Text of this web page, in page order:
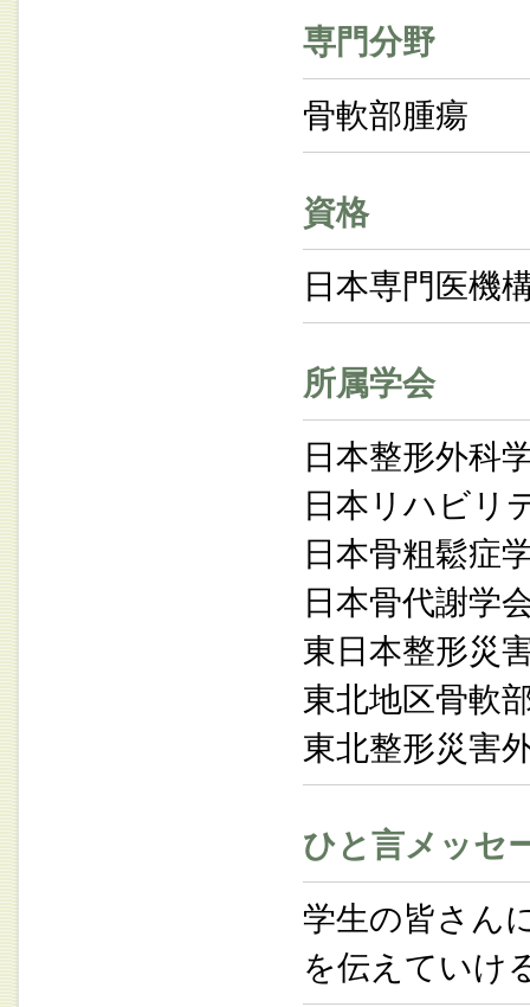
専門分野
骨軟部腫瘍
資格
日本専門医機
所属学会
日本整形外科
日本リハビリ
日本骨粗鬆症
日本骨代謝学
東日本整形災
東北地区骨軟
東北整形災害
ひと言メッセ
学生の皆さん
を伝えていけ